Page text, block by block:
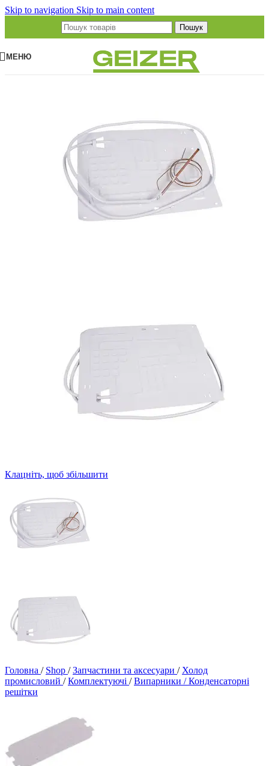
Skip to navigation Skip to main content
Пошук
МЕНЮ
Клацніть, щоб збільшити
Головна / Shop / Запчастини та аксесуари / Холод
промисловий / Комплектуючі / Випарники / Конденсаторні
решітки